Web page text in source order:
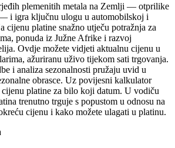
plemenitih metala na Zemlji — otprilike
i igra ključnu ulogu u automobilskoj i
platine snažno utječu potražnja za
ponuda iz Južne Afrike i razvoj
Ovdje možete vidjeti aktualnu cijenu u
ažuriranu uživo tijekom sati trgovanja.
i analiza sezonalnosti pružaju uvid u
obrasce. Uz povijesni kalkulator
platine za bilo koji datum. U vodiču
trenutno trguje s popustom u odnosu na
cijenu i kako možete ulagati u platinu.